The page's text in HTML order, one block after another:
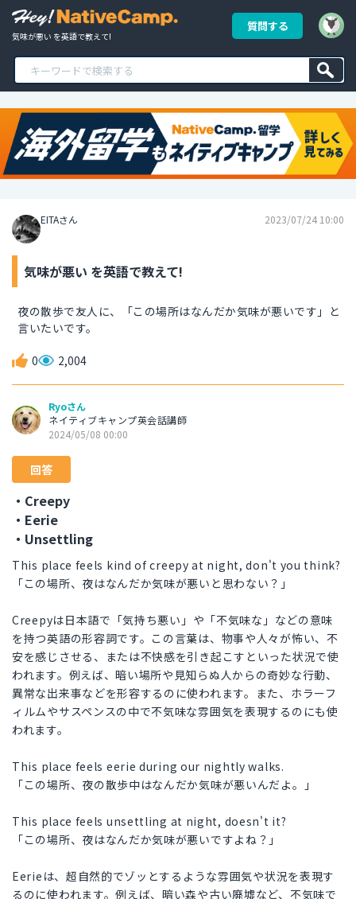
気味が悪い を英語で教えて!
質問する
EITAさん 2023/07/24 10:00
気味が悪い を英語で教えて!
夜の散歩で友人に、「この場所はなんだか気味が悪いです」と
言いたいです。
0 2,004
Ryoさん
ネイティブキャンプ英会話講師
2024/05/08 00:00
回答
・Creepy
・Eerie
・Unsettling
This place feels kind of creepy at night, don't you think?
「この場所、夜はなんだか気味が悪いと思わない？」
Creepyは日本語で「気持ち悪い」や「不気味な」などの意味
を持つ英語の形容詞です。この言葉は、物事や人々が怖い、不
安を感じさせる、または不快感を引き起こすといった状況で使
われます。例えば、暗い場所や見知らぬ人からの奇妙な行動、
異常な出来事などを形容するのに使われます。また、ホラーフ
ィルムやサスペンスの中で不気味な雰囲気を表現するのにも使
われます。
This place feels eerie during our nightly walks.
「この場所、夜の散歩中はなんだか気味が悪いんだよ。」
This place feels unsettling at night, doesn't it?
「この場所、夜はなんだか気味が悪いですよね？」
Eerieは、超自然的でゾッとするような雰囲気や状況を表現す
るのに使われます。例えば、暗い森や古い廃墟など、不気味で